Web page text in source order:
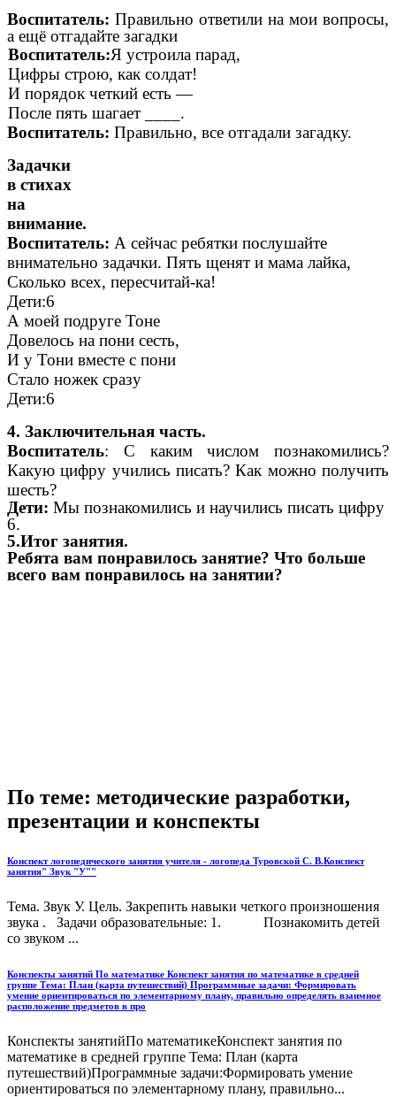
Воспитатель: Правильно ответили на мои вопросы,
а ещё отгадайте загадки
Воспитатель:Я устроила парад,
Цифры строю, как солдат!
И порядок четкий есть —
После пять шагает ____.
Воспитатель: Правильно, все отгадали загадку.
Задачки
в стихах
на
внимание.
Воспитатель: А сейчас ребятки послушайте
внимательно задачки. Пять щенят и мама лайка,
Сколько всех, пересчитай-ка!
Дети:6
А моей подруге Тоне
Довелось на пони сесть,
И у Тони вместе с пони
Стало ножек сразу
Дети:6
4. Заключительная часть.
Воспитатель: С каким числом познакомились?
Какую цифру учились писать? Как можно получить
шесть?
Дети: Мы познакомились и научились писать цифру
6.
5.Итог занятия.
Ребята вам понравилось занятие? Что больше
всего вам понравилось на занятии?
По теме: методические разработки,
презентации и конспекты
Конспект логопедического занятия учителя - логопеда Туровской С. В.Конспект
занятия" Звук "У""
Тема. Звук У. Цель. Закрепить навыки четкого произношения
звука . Задачи образовательные: 1. Познакомить детей
со звуком ...
Конспекты занятий По математике Конспект занятия по математике в средней
группе Тема: План (карта путешествий) Программные задачи: Формировать
умение ориентироваться по элементарному плану, правильно определять взаимное
расположение предметов в про
Конспекты занятийПо математикеКонспект занятия по
математике в средней группе Тема: План (карта
путешествий)Программные задачи:Формировать умение
ориентироваться по элементарному плану, правильно...